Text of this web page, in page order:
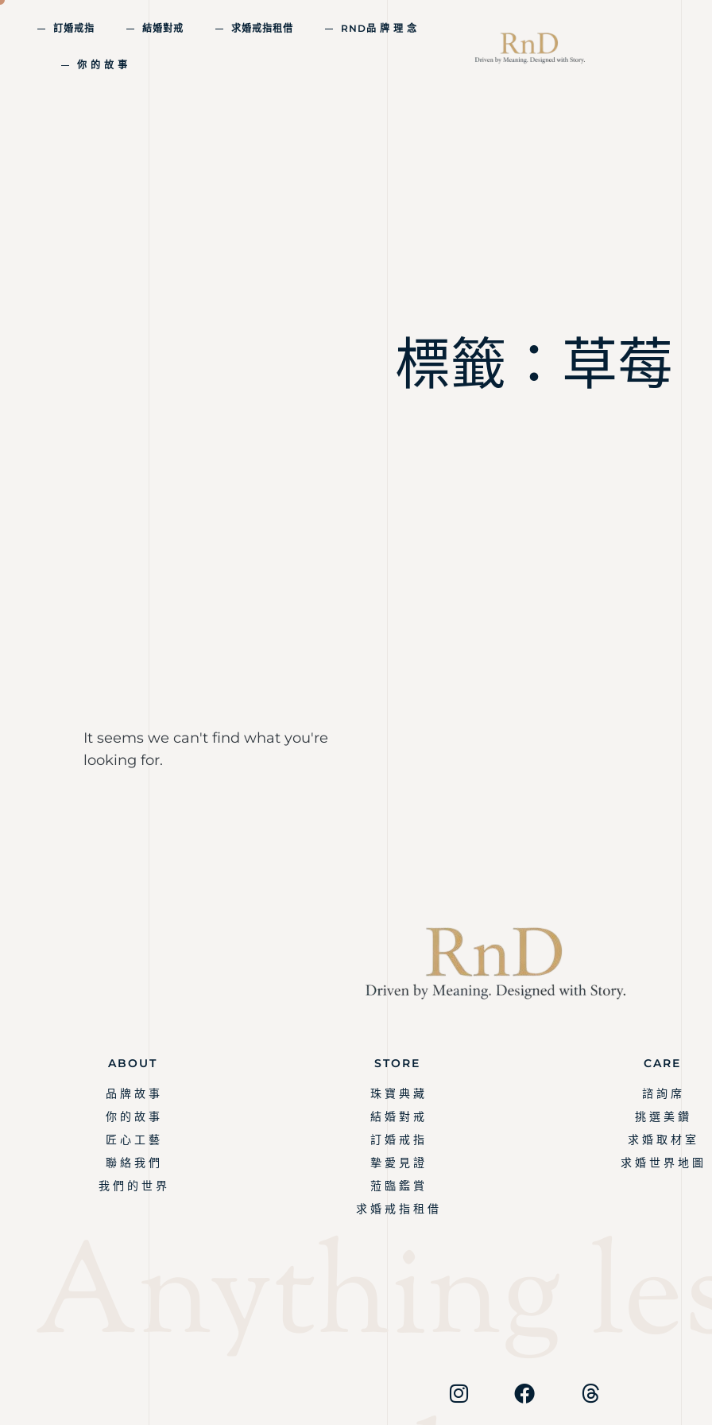
訂婚戒指 結婚對戒 求婚戒指租借 RND品 牌 理 念
你 的 故 事
標籤：草莓
It seems we can't find what you're
looking for.
ABOUT
品 牌 故 事
你 的 故 事
匠 心 工 藝
聯 絡 我 們
我 們 的 世 界
STORE
珠 寶 典 藏
結 婚 對 戒
訂 婚 戒 指
摯 愛 見 證
蒞 臨 鑑 賞
求 婚 戒 指 租 借
CARE
諮 詢 席
挑 選 美 鑽
求 婚 取 材 室
求 婚 世 界 地 圖